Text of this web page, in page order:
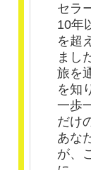
セラ
10年
を超
まし
旅を
を知
一歩
だけ
あな
が、